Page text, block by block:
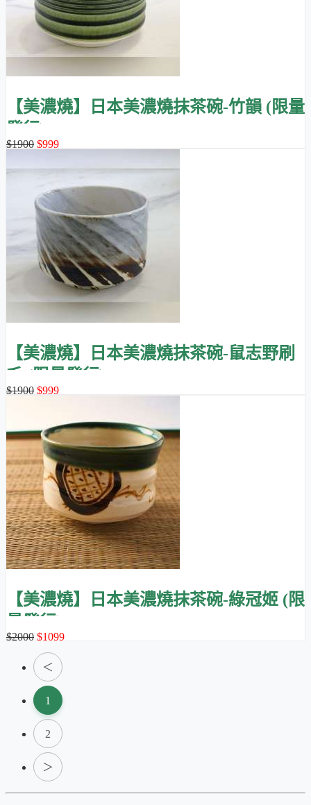
【美濃燒】日本美濃燒抹茶碗-竹韻 (限量
發行)
$1900 $999
【美濃燒】日本美濃燒抹茶碗-鼠志野刷
毛 (限量發行)
$1900 $999
【美濃燒】日本美濃燒抹茶碗-綠冠姬 (限
量發行)
$2000 $1099
＜
1
2
＞